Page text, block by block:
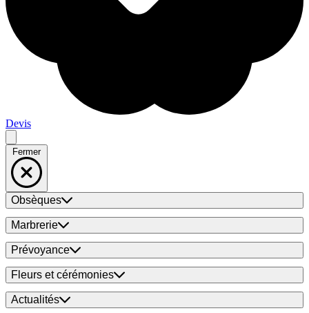
Devis
Fermer
Obsèques
Marbrerie
Prévoyance
Fleurs et cérémonies
Actualités